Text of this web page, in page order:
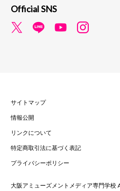
Official SNS
サイトマップ
情報公開
リンクについて
特定商取引法に基づく表記
プライバシーポリシー
大阪アミューズメントメディア専門学校